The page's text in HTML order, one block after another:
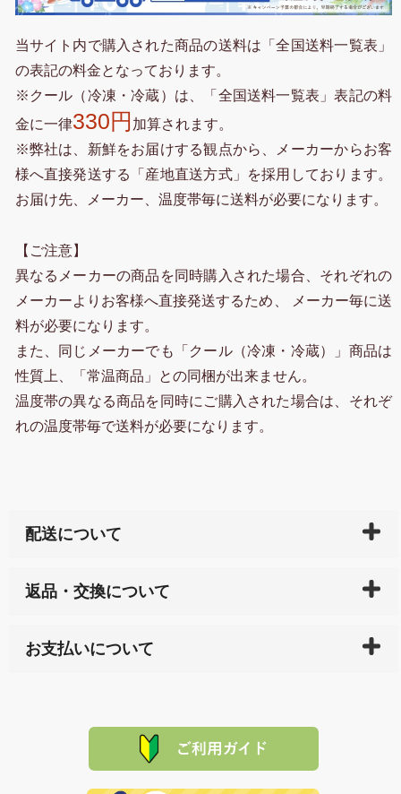
当サイト内で購入された商品の送料は「全国送料一覧表」
の表記の料金となっております。
※クール（冷凍・冷蔵）は、「全国送料一覧表」表記の料
金に一律330円 加算されます。
※弊社は、新鮮をお届けする観点から、メーカーからお客
様へ直接発送する「産地直送方式」を採用しております。
お届け先、メーカー、温度帯毎に送料が必要になります。
【ご注意】
異なるメーカーの商品を同時購入された場合、それぞれの
メーカーよりお客様へ直接発送するため、 メーカー毎に送
料が必要になります。
また、同じメーカーでも「クール（冷凍・冷蔵）」商品は
性質上、「常温商品」との同梱が出来ません。
温度帯の異なる商品を同時にご購入された場合は、それぞ
れの温度帯毎で送料が必要になります。
配送について
天ペイ」の方はご注文受付後）、 長崎県下全域に点在
サイト内で購入された商品の送料は、こちらの
全国送
れの生産メーカーからお客様の元へ直送いたしますの
で、 それぞれ個別に送料が必要になります。
返品・交換について
または配送途中の 事故などで不都合が生じている場合
品代金を返金いたします。）
その際は誠に申し訳ありませんが、当協会までご注文
お支払いについて
た場合、お客様からの ご入金を確認した後で、商品を
※「クレジットカード」「PayPay」「楽天ペイ」を指